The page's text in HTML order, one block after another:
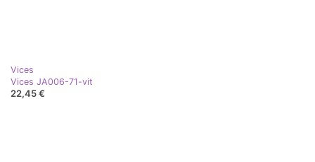
Vices
Vices JA006-71-vit
22,45 €